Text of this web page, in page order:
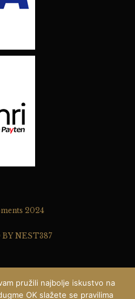
2024
NEST387
pružili najbolje iskustvo na
OK slažete se pravilima